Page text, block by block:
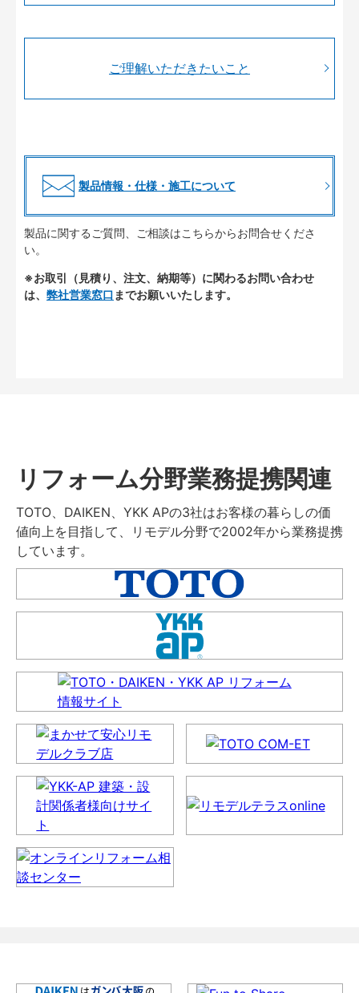
ご理解いただきたいこと
製品情報・仕様・施工について
製品に関するご質問、ご相談はこちらからお問合せくださ
い。
※お取引（見積り、注文、納期等）に関わるお問い合わせ
は、 弊社営業窓口 までお願いいたします。
リフォーム分野業務提携関連
TOTO、DAIKEN、YKK APの3社はお客様の暮らしの価
値向上を目指して、リモデル分野で2002年から業務提携
しています。